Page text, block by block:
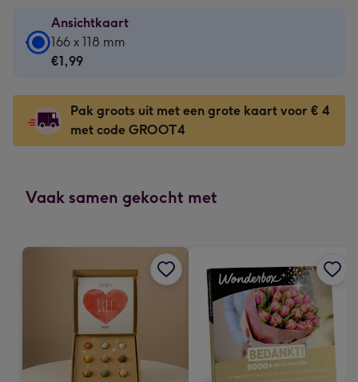
Ansichtkaart
Ansichtkaart
-
-
166
x
-
x
166 x 118 mm
€1,99
Pak groots uit met een grote kaart voor € 4
met code GROOT4
Vaak samen gekocht met